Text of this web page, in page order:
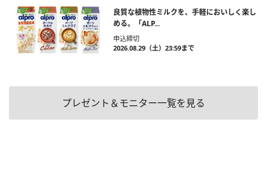
良質な植物性ミルクを、手軽においしく楽し
める。「ALP...
申込締切
2026.08.29（土）23:59まで
プレゼント＆モニター一覧を見る